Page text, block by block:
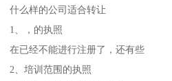
什么样的公司适合转让
1、，的执照
在已经不能进行注册了，还有些
2、培训范围的执照